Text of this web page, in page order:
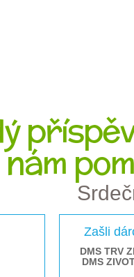
nám
Zašli
DMS TRV
DMS